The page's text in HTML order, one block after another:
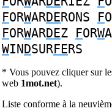
FORWARDERONS F
FORWARDEZ FORW
WINDSURFERS
* Vous pouvez cliquer sur
web 1mot.net).
Liste conforme à la